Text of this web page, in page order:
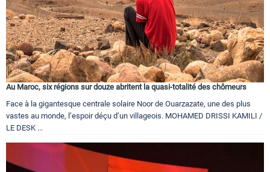
Au Maroc, six régions sur douze abritent la quasi-totalité des chômeurs
Face à la gigantesque centrale solaire Noor de Ouarzazate, une des plus
vastes au monde, l’espoir déçu d’un villageois. MOHAMED DRISSI KAMILI /
LE DESK ...